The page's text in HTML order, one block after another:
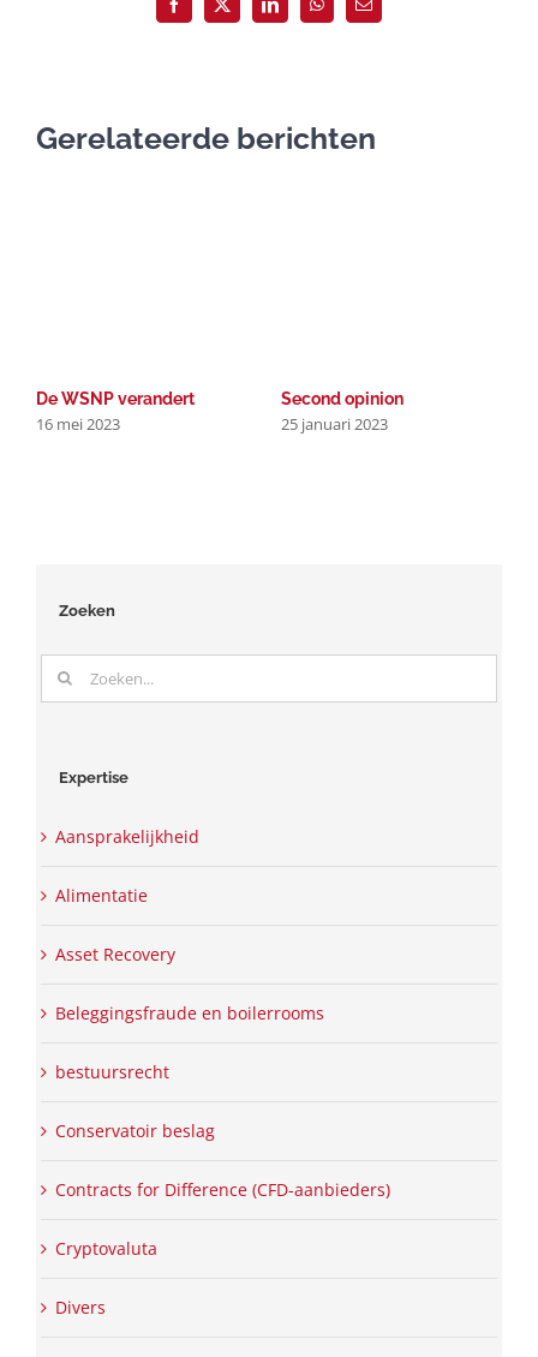
Facebook
X LinkedInWhatsApp
E-
mail
Gerelateerde berichten
De WSNP verandert
16 mei 2023
Second opinion
25 januari 2023
Zoeken
Zoeken
naar:
Expertise
Aansprakelijkheid
Alimentatie
Asset Recovery
Beleggingsfraude en boilerrooms
bestuursrecht
Conservatoir beslag
Contracts for Difference (CFD-aanbieders)
Cryptovaluta
Divers